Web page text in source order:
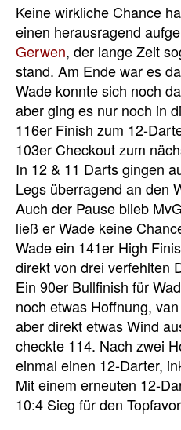
Keine wirkliche Chance
einen herausragend
Gerwen, der lange Zeit
stand. Am Ende war es
Wade konnte sich noch
aber ging es nur noch in
116er Finish zum 12-
103er Checkout zum
In 12 & 11 Darts gingen
Legs überragend an den
Auch der Pause blieb
ließ er Wade keine
Wade ein 141er High
direkt von drei verfehlten
Ein 90er Bullfinish für
noch etwas Hoffnung,
aber direkt etwas Wind
checkte 114. Nach zwei
einmal einen 12-Darter,
Mit einem erneuten 12-
10:4 Sieg für den